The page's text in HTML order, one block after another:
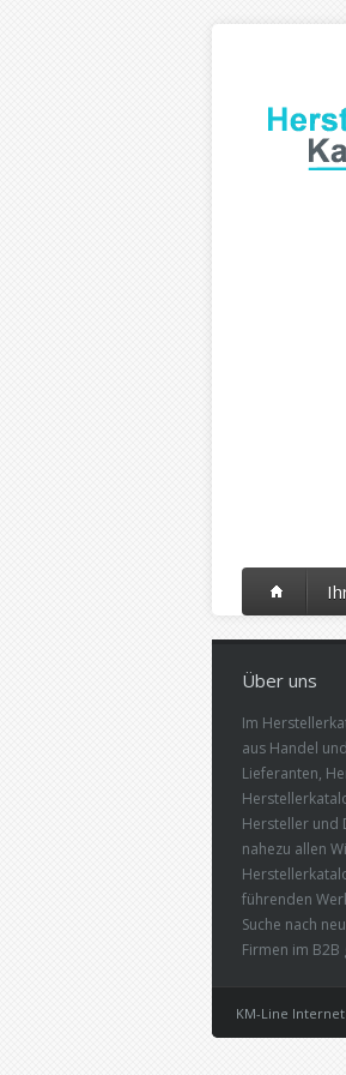
Über uns
Im
aus Handel
Lieferanten,
Hersteller und
nahezu allen
führenden
Suche nach
Firmen im
KM-Line Internet